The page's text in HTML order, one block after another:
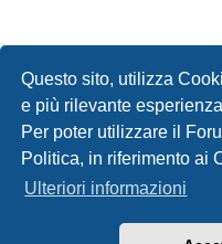
Questo sito, utilizza
e più rilevante
Per poter utilizzare il
Politica, in riferimento ai
Ulteriori informazioni
Correzione
Cefalea tensiva•
FORUMSANO: la salute non è